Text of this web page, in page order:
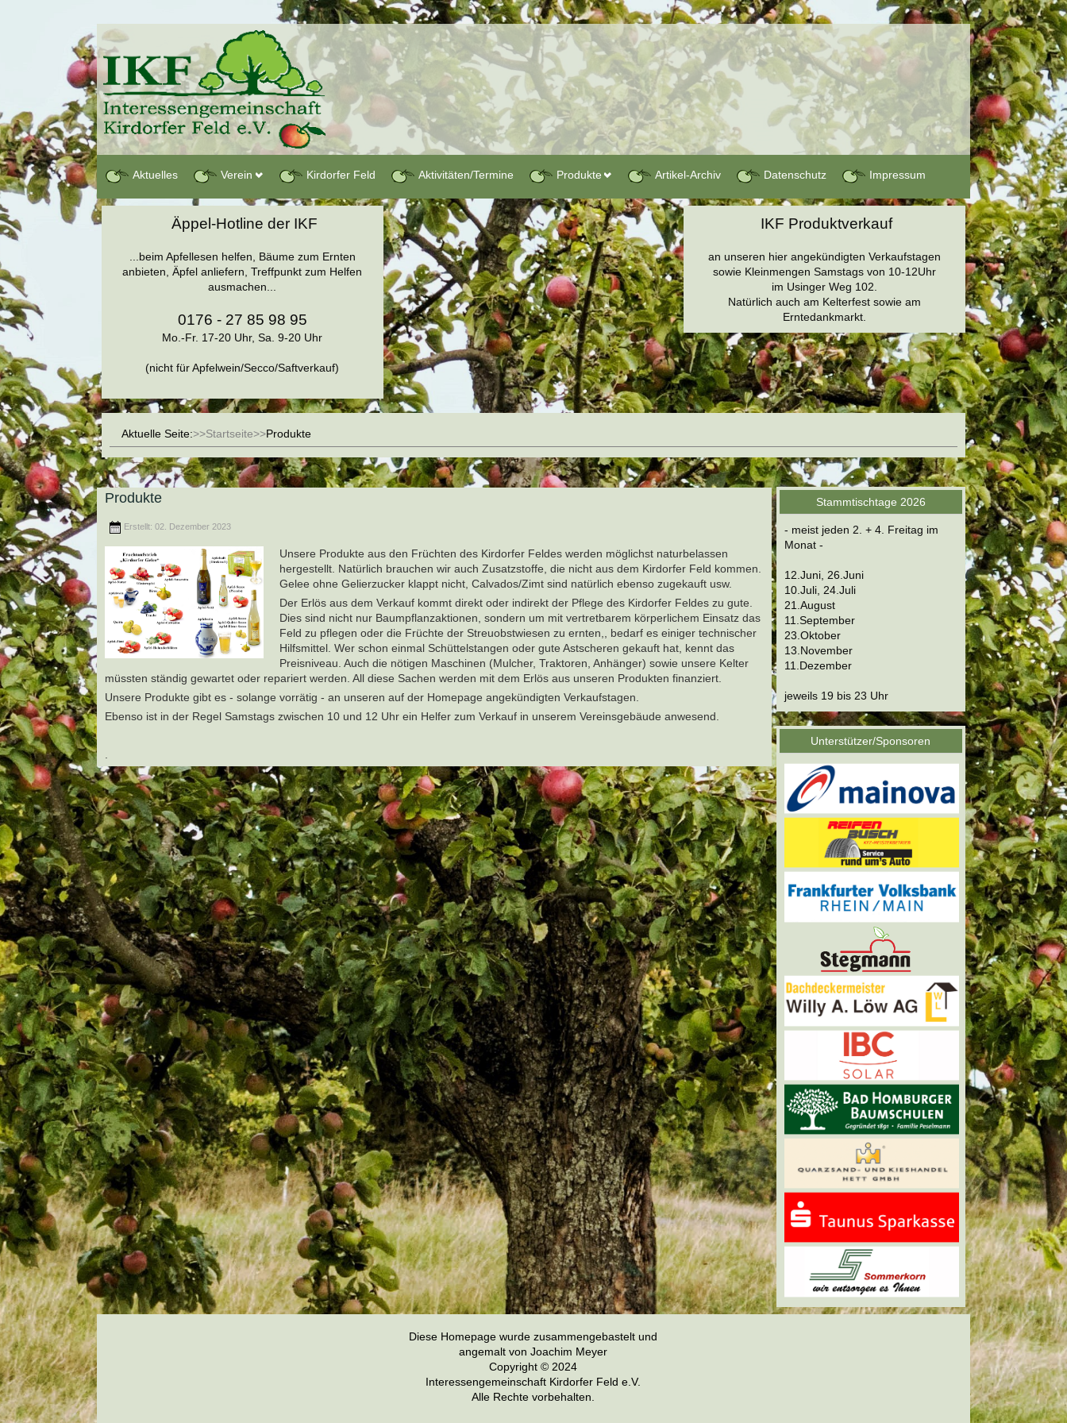
Aktuelles Verein Kirdorfer Feld Aktivitäten/Termine Produkte Artikel-Archiv Datenschutz Impressum
Äppel-Hotline der IKF
...beim Apfellesen helfen, Bäume zum Ernten
anbieten, Äpfel anliefern, Treffpunkt zum Helfen
ausmachen...
0176 - 27 85 98 95
Mo.-Fr. 17-20 Uhr, Sa. 9-20 Uhr
(nicht für Apfelwein/Secco/Saftverkauf)
IKF Produktverkauf
an unseren hier angekündigten Verkaufstagen
sowie Kleinmengen Samstags von 10-12Uhr
im Usinger Weg 102.
Natürlich auch am Kelterfest sowie am
Erntedankmarkt.
Aktuelle Seite: Startseite Produkte
Produkte
Erstellt: 02. Dezember 2023
Unsere Produkte aus den Früchten des Kirdorfer Feldes werden möglichst naturbelassen
hergestellt. Natürlich brauchen wir auch Zusatzstoffe, die nicht aus dem Kirdorfer Feld kommen.
Gelee ohne Gelierzucker klappt nicht, Calvados/Zimt sind natürlich ebenso zugekauft usw.
Der Erlös aus dem Verkauf kommt direkt oder indirekt der Pflege des Kirdorfer Feldes zu gute.
Dies sind nicht nur Baumpflanzaktionen, sondern um mit vertretbarem körperlichem Einsatz das
Feld zu pflegen oder die Früchte der Streuobstwiesen zu ernten,, bedarf es einiger technischer
Hilfsmittel. Wer schon einmal Schüttelstangen oder gute Astscheren gekauft hat, kennt das
Preisniveau. Auch die nötigen Maschinen (Mulcher, Traktoren, Anhänger) sowie unsere Kelter
müssten ständig gewartet oder repariert werden. All diese Sachen werden mit dem Erlös aus unseren Produkten finanziert.
Unsere Produkte gibt es - solange vorrätig - an unseren auf der Homepage angekündigten Verkaufstagen.
Ebenso ist in der Regel Samstags zwischen 10 und 12 Uhr ein Helfer zum Verkauf in unserem Vereinsgebäude anwesend.
Stammtischtage 2026
- meist jeden 2. + 4. Freitag im
Monat -
12.Juni, 26.Juni
10.Juli, 24.Juli
21.August
11.September
23.Oktober
13.November
11.Dezember
jeweils 19 bis 23 Uhr
Unterstützer/Sponsoren
Diese Homepage wurde zusammengebastelt und
angemalt von Joachim Meyer
Copyright © 2024
Interessengemeinschaft Kirdorfer Feld e.V.
Alle Rechte vorbehalten.